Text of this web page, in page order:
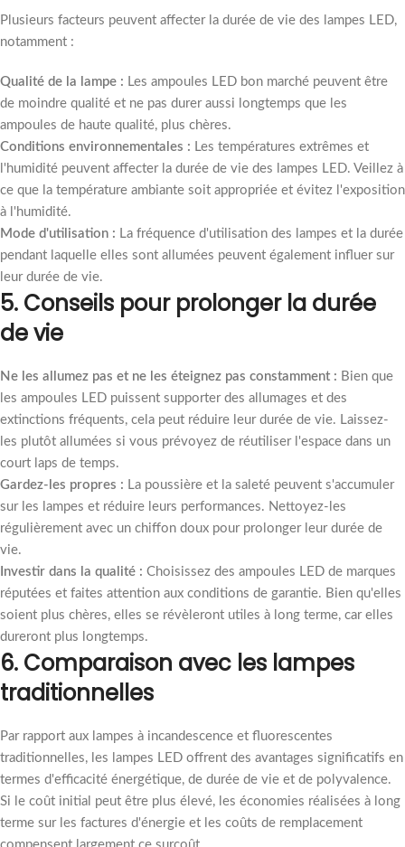
Plusieurs facteurs peuvent affecter la durée de vie des lampes LED,
notamment :
Qualité de la lampe : Les ampoules LED bon marché peuvent être
de moindre qualité et ne pas durer aussi longtemps que les
ampoules de haute qualité, plus chères.
Conditions environnementales : Les températures extrêmes et
l'humidité peuvent affecter la durée de vie des lampes LED. Veillez à
ce que la température ambiante soit appropriée et évitez l'exposition
à l'humidité.
Mode d'utilisation : La fréquence d'utilisation des lampes et la durée
pendant laquelle elles sont allumées peuvent également influer sur
leur durée de vie.
5. Conseils pour prolonger la durée
de vie
Ne les allumez pas et ne les éteignez pas constamment : Bien que
les ampoules LED puissent supporter des allumages et des
extinctions fréquents, cela peut réduire leur durée de vie. Laissez-
les plutôt allumées si vous prévoyez de réutiliser l'espace dans un
court laps de temps.
Gardez-les propres : La poussière et la saleté peuvent s'accumuler
sur les lampes et réduire leurs performances. Nettoyez-les
régulièrement avec un chiffon doux pour prolonger leur durée de
vie.
Investir dans la qualité : Choisissez des ampoules LED de marques
réputées et faites attention aux conditions de garantie. Bien qu'elles
soient plus chères, elles se révèleront utiles à long terme, car elles
dureront plus longtemps.
6. Comparaison avec les lampes
traditionnelles
Par rapport aux lampes à incandescence et fluorescentes
traditionnelles, les lampes LED offrent des avantages significatifs en
termes d'efficacité énergétique, de durée de vie et de polyvalence.
Si le coût initial peut être plus élevé, les économies réalisées à long
terme sur les factures d'énergie et les coûts de remplacement